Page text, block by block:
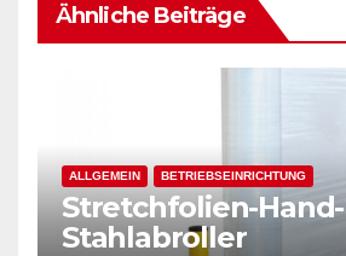
Ähnliche Beiträge
ALLGEMEIN BETRIEBSEINRICHTUNG
Stretchfolien-Hand-
Stahlabroller